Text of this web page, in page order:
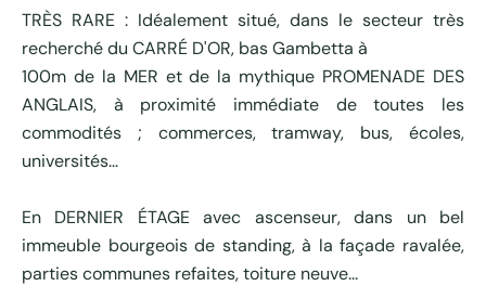
TRÈS RARE : Idéalement situé, dans le secteur très
recherché du CARRÉ D'OR, bas Gambetta à
100m de la MER et de la mythique PROMENADE DES
ANGLAIS, à proximité immédiate de toutes les
commodités ; commerces, tramway, bus, écoles,
universités...
En DERNIER ÉTAGE avec ascenseur, dans un bel
immeuble bourgeois de standing, à la façade ravalée,
parties communes refaites, toiture neuve...